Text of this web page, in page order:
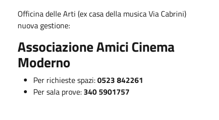
Officina delle Arti (ex casa della musica Via Cabrini)
nuova gestione:
Associazione Amici Cinema
Moderno
Per richieste spazi:0523 842261
Per sala prove: 340 5901757